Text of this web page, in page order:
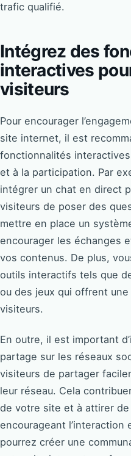
trafic qualifié.
Intégrez des
interactives
visiteurs
Pour encourager
site internet, il est
fonctionnalités
et à la participation. Par
intégrer un chat en direct
visiteurs de poser des
mettre en place un
encourager les échanges
vos contenus. De plus,
outils interactifs tels que
ou des jeux qui offrent
visiteurs.
En outre, il est important
partage sur les réseaux
visiteurs de partager
leur réseau. Cela
de votre site et à attirer
encourageant l’interaction
pourrez créer une